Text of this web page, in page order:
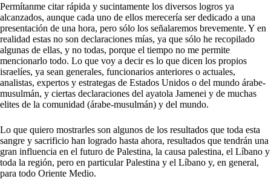
Permítanme citar rápida y sucintamente los diversos logros ya
alcanzados, aunque cada uno de ellos merecería ser dedicado a una
presentación de una hora, pero sólo los señalaremos brevemente. Y en
realidad estas no son declaraciones mías, ya que sólo he recopilado
algunas de ellas, y no todas, porque el tiempo no me permite
mencionarlo todo. Lo que voy a decir es lo que dicen los propios
israelíes, ya sean generales, funcionarios anteriores o actuales,
analistas, expertos y estrategas de Estados Unidos o del mundo árabe-
musulmán, y ciertas declaraciones del ayatola Jamenei y de muchas
elites de la comunidad (árabe-musulmán) y del mundo.
Lo que quiero mostrarles son algunos de los resultados que toda esta
sangre y sacrificio han logrado hasta ahora, resultados que tendrán una
gran influencia en el futuro de Palestina, la causa palestina, el Líbano y
toda la región, pero en particular Palestina y el Líbano y, en general,
para todo Oriente Medio.